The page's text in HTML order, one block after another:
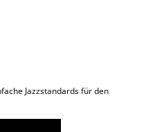
Jazzstandards für den